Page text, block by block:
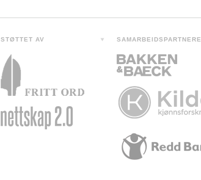
STØTTET AV SAMARBEIDSPARTNERE